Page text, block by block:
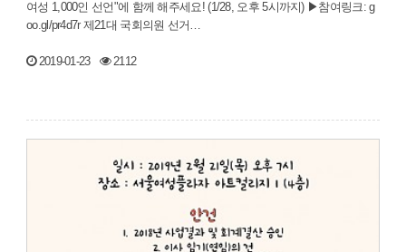
여성 1,000인 선언"에 함께 해주세요! (1/28, 오후 5시까지) ▶참여링크: g
oo.gl/pr4d7r 제21대 국회의원 선거…
2019-01-23 2112